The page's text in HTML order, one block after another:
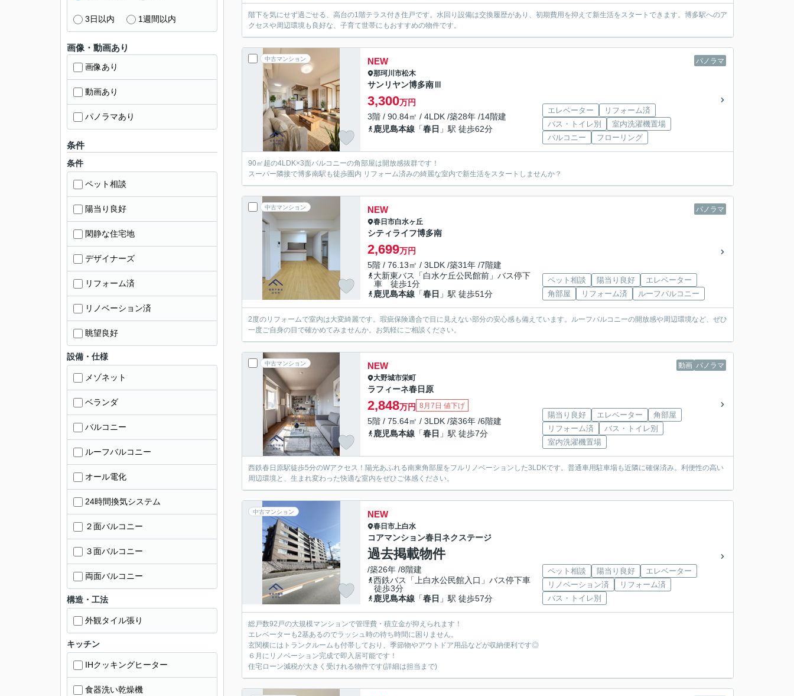
階下を気にせず過ごせる、高台の1階テラス付き住戸です。水回り設備は交換履歴があり、初期費用を抑えて新生活をスタートできます。博多駅へのア
クセスや周辺環境も良好な、子育て世帯にもおすすめの物件です。
中古マンション パノラマ
NEW
那珂川市松木
サンリヤン博多南Ⅲ
3,300万円
3階 / 90.84㎡ / 4LDK /築28年 /14階建
鹿児島本線 「春日 」駅 徒歩62分
エレベーター
リフォーム済
バス・トイレ別
室内洗濯機置場
バルコニー
フローリング
90㎡超の4LDK×3面バルコニーの角部屋は開放感抜群です！
スーパー隣接で博多南駅も徒歩圏内 リフォーム済みの綺麗な室内で新生活をスタートしませんか？
中古マンション パノラマ
NEW
春日市白水ヶ丘
シティライフ博多南
2,699万円
5階 / 76.13㎡ / 3LDK /築31年 /7階建
大新東バス「白水ケ丘公民館前」バス停下
車 徒歩1分
鹿児島本線 「春日 」駅 徒歩51分
ペット相談 陽当り良好
エレベーター
角部屋
リフォーム済 ルーフバルコニー
2度のリフォームで室内は大変綺麗です。瑕疵保険適合で目に見えない部分の安心感も備えています。ルーフバルコニーの開放感や周辺環境など、ぜひ
一度ご自身の目で確かめてみませんか。お気軽にご相談ください。
中古マンション 動画 パノラマ
NEW
大野城市栄町
ラフィーネ春日原
2,848万円 8月7日 値下げ
5階 / 75.64㎡ / 3LDK /築36年 /6階建
鹿児島本線 「春日 」駅 徒歩7分
陽当り良好 エレベーター
角部屋
リフォーム済
バス・トイレ別
室内洗濯機置場
西鉄春日原駅徒歩5分のWアクセス！陽光あふれる南東角部屋をフルリノベーションした3LDKです。普通車用駐車場も近隣に確保済み。利便性の高い
周辺環境と、生まれ変わった快適な室内をぜひご体感ください。
中古マンション NEW
春日市上白水
コアマンション春日ネクステージ
過去掲載物件
/築26年 /8階建
西鉄バス「上白水公民館入口」バス停下車
徒歩3分
鹿児島本線 「春日 」駅 徒歩57分
ペット相談 陽当り良好
エレベーター
リノベーション済
リフォーム済
バス・トイレ別
総戸数92戸の大規模マンションで管理費・積立金が抑えられます！
エレベーターも2基あるのでラッシュ時の待ち時間に困りません。
玄関横にはトランクルームも付帯しており、季節物やアウトドア用品などが収納便利です◎
６月にリノベーション完成で即入居可能です！
住宅ローン減税が大きく受けれる物件です(詳細は担当まで)
3日以内 1週間以内
画像・動画あり
画像あり
動画あり
パノラマあり
条件
条件
ペット相談
陽当り良好
閑静な住宅地
デザイナーズ
リフォーム済
リノベーション済
眺望良好
設備・仕様
メゾネット
ベランダ
バルコニー
ルーフバルコニー
オール電化
24時間換気システム
２面バルコニー
３面バルコニー
両面バルコニー
構造・工法
外観タイル張り
キッチン
IHクッキングヒーター
食器洗い乾燥機